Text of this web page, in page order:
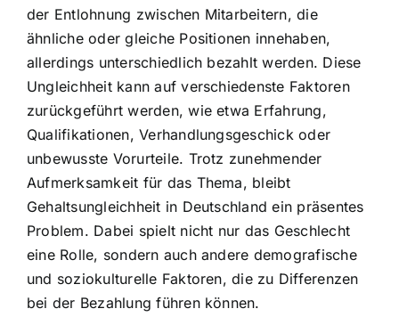
der Entlohnung zwischen Mitarbeitern, die
ähnliche oder gleiche Positionen innehaben,
allerdings unterschiedlich bezahlt werden. Diese
Ungleichheit kann auf verschiedenste Faktoren
zurückgeführt werden, wie etwa Erfahrung,
Qualifikationen, Verhandlungsgeschick oder
unbewusste Vorurteile. Trotz zunehmender
Aufmerksamkeit für das Thema, bleibt
Gehaltsungleichheit in Deutschland ein präsentes
Problem. Dabei spielt nicht nur das Geschlecht
eine Rolle, sondern auch andere demografische
und soziokulturelle Faktoren, die zu Differenzen
bei der Bezahlung führen können.